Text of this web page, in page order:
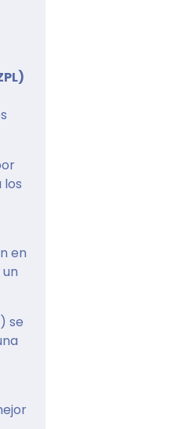
los
en
se